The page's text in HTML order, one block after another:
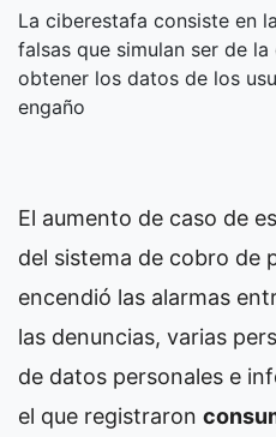
La ciberestafa consiste en
falsas que simulan ser de
obtener los datos de los
engaño
El aumento de caso de
del sistema de cobro de
encendió las alarmas
las denuncias, varias
de datos personales e
el que registraron